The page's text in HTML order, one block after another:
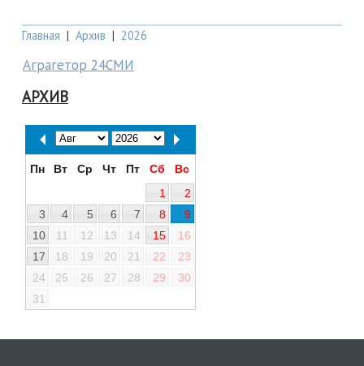
Главная | Архив | 2026
Аграгетор 24СМИ
АРХИВ
Пн Вт Ср Чт Пт Сб
Вс
1
2
3
4 5 6 7 8
9
10
11 12 13 14 15
16
17
18 19 20 21 22
23
24
25 26 27 28 29
30
31